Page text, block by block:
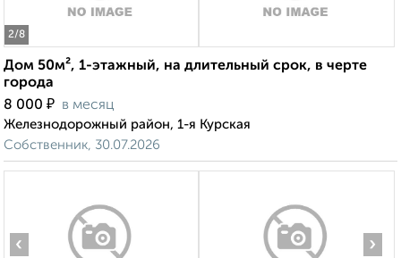
2/8
Дом 50м², 1-этажный, на длительный срок, в черте
города
8 000 ₽ в месяц
Железнодорожный район, 1-я Курская
Собственник, 30.07.2026
‹ ›